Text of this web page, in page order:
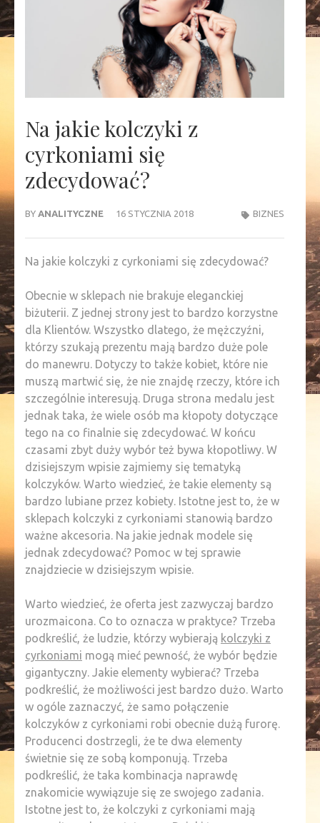
Na jakie kolczyki z
cyrkoniami się
zdecydować?
BY ANALITYCZNE 16 STYCZNIA 2018 BIZNES
Na jakie kolczyki z cyrkoniami się zdecydować?
Obecnie w sklepach nie brakuje eleganckiej
biżuterii. Z jednej strony jest to bardzo korzystne
dla Klientów. Wszystko dlatego, że mężczyźni,
którzy szukają prezentu mają bardzo duże pole
do manewru. Dotyczy to także kobiet, które nie
muszą martwić się, że nie znajdę rzeczy, które ich
szczególnie interesują. Druga strona medalu jest
jednak taka, że wiele osób ma kłopoty dotyczące
tego na co finalnie się zdecydować. W końcu
czasami zbyt duży wybór też bywa kłopotliwy. W
dzisiejszym wpisie zajmiemy się tematyką
kolczyków. Warto wiedzieć, że takie elementy są
bardzo lubiane przez kobiety. Istotne jest to, że w
sklepach kolczyki z cyrkoniami stanowią bardzo
ważne akcesoria. Na jakie jednak modele się
jednak zdecydować? Pomoc w tej sprawie
znajdziecie w dzisiejszym wpisie.
Warto wiedzieć, że oferta jest zazwyczaj bardzo
urozmaicona. Co to oznacza w praktyce? Trzeba
podkreślić, że ludzie, którzy wybierają kolczyki z
cyrkoniami mogą mieć pewność, że wybór będzie
gigantyczny. Jakie elementy wybierać? Trzeba
podkreślić, że możliwości jest bardzo dużo. Warto
w ogóle zaznaczyć, że samo połączenie
kolczyków z cyrkoniami robi obecnie dużą furorę.
Producenci dostrzegli, że te dwa elementy
świetnie się ze sobą komponują. Trzeba
podkreślić, że taka kombinacja naprawdę
znakomicie wywiązuje się ze swojego zadania.
Istotne jest to, że kolczyki z cyrkoniami mają